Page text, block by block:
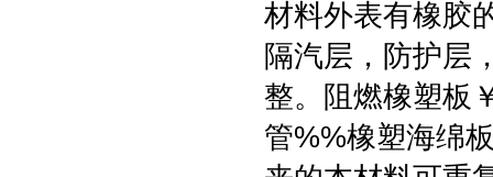
材料外表有橡胶
隔汽层，防护层
整。阻燃橡塑板
管%%橡塑海绵